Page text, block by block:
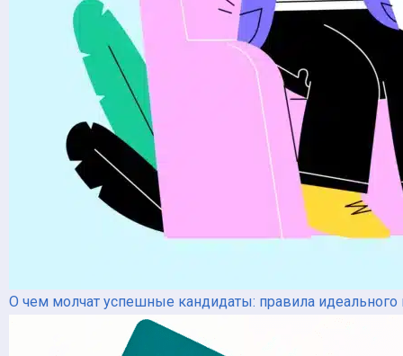
О чем молчат успешные кандидаты: правила идеального